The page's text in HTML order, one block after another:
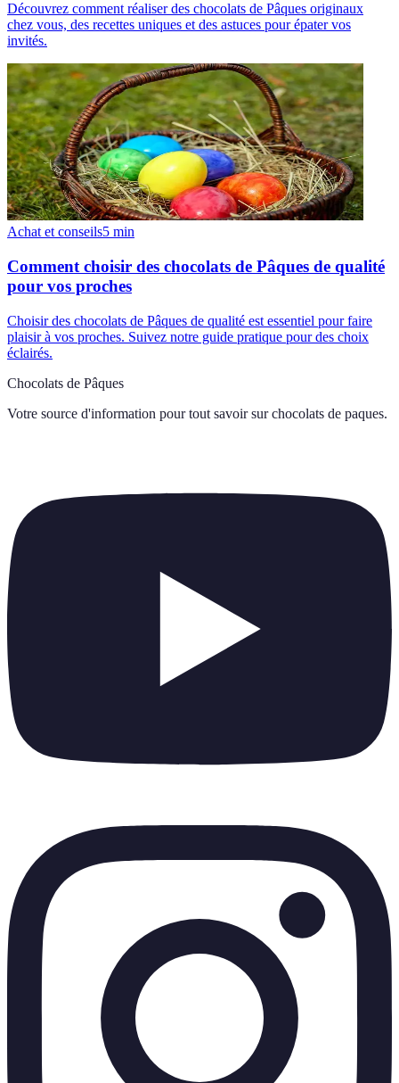
Découvrez comment réaliser des chocolats de Pâques originaux
chez vous, des recettes uniques et des astuces pour épater vos
invités.
Achat et conseils5 min
Comment choisir des chocolats de Pâques de qualité
pour vos proches
Choisir des chocolats de Pâques de qualité est essentiel pour faire
plaisir à vos proches. Suivez notre guide pratique pour des choix
éclairés.
Chocolats de Pâques
Votre source d'information pour tout savoir sur chocolats de paques.